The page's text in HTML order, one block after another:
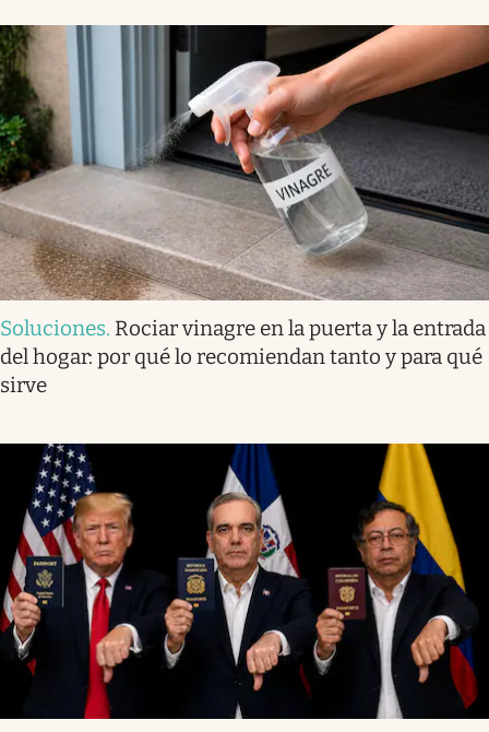
Soluciones. Rociar vinagre en la puerta y la entrada
del hogar: por qué lo recomiendan tanto y para qué
sirve